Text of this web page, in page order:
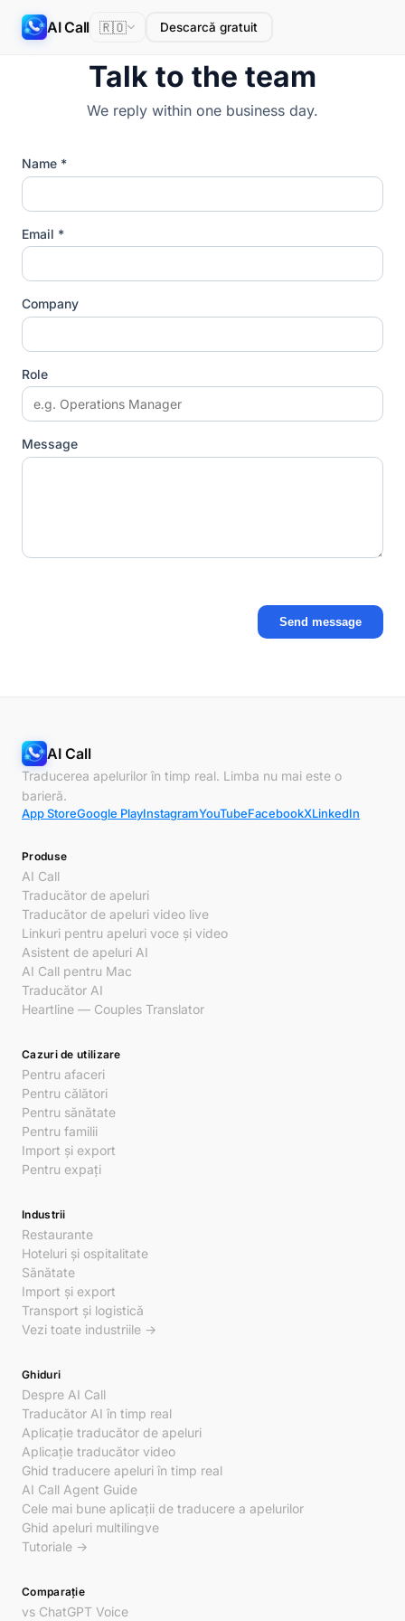
AI Call 🇷🇴 Descarcă gratuit
Talk to the team
We reply within one business day.
Name *
Email *
Company
Role
Message
Send message
AI Call
Traducerea apelurilor în timp real. Limba nu mai este o
barieră.
App StoreGoogle PlayInstagramYouTubeFacebookXLinkedIn
Produse
AI Call
Traducător de apeluri
Traducător de apeluri video live
Linkuri pentru apeluri voce și video
Asistent de apeluri AI
AI Call pentru Mac
Traducător AI
Heartline — Couples Translator
Cazuri de utilizare
Pentru afaceri
Pentru călători
Pentru sănătate
Pentru familii
Import și export
Pentru expați
Industrii
Restaurante
Hoteluri și ospitalitate
Sănătate
Import și export
Transport și logistică
Vezi toate industriile →
Ghiduri
Despre AI Call
Traducător AI în timp real
Aplicație traducător de apeluri
Aplicație traducător video
Ghid traducere apeluri în timp real
AI Call Agent Guide
Cele mai bune aplicații de traducere a apelurilor
Ghid apeluri multilingve
Tutoriale →
Comparație
vs ChatGPT Voice